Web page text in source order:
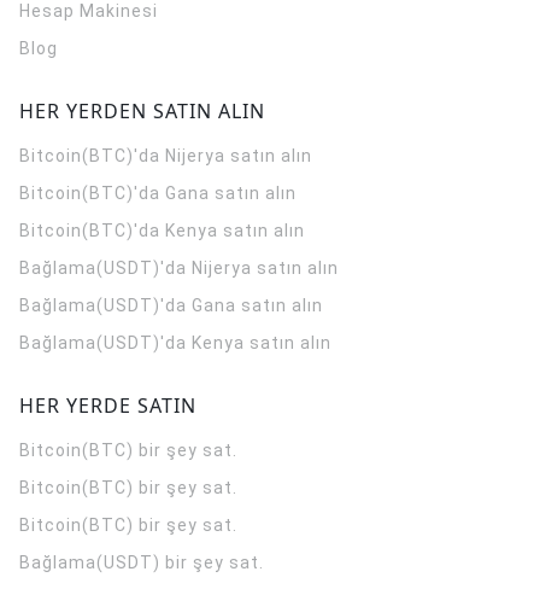
Hesap Makinesi
Blog
HER YERDEN SATIN ALIN
Bitcoin(BTC)'da Nijerya satın alın
Bitcoin(BTC)'da Gana satın alın
Bitcoin(BTC)'da Kenya satın alın
Bağlama(USDT)'da Nijerya satın alın
Bağlama(USDT)'da Gana satın alın
Bağlama(USDT)'da Kenya satın alın
HER YERDE SATIN
Bitcoin(BTC) bir şey sat.
Bitcoin(BTC) bir şey sat.
Bitcoin(BTC) bir şey sat.
Bağlama(USDT) bir şey sat.